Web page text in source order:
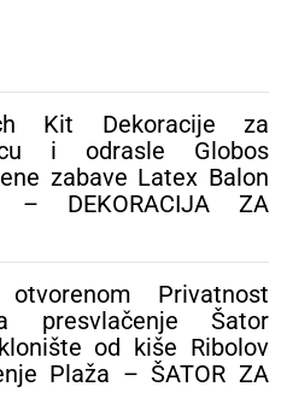
Kit Dekoracije za
i odrasle Globos
zabave Latex Balon
DEKORACIJA ZA
Privatnost
presvlačenje Šator
od kiše Ribolov
Plaža – ŠATOR ZA